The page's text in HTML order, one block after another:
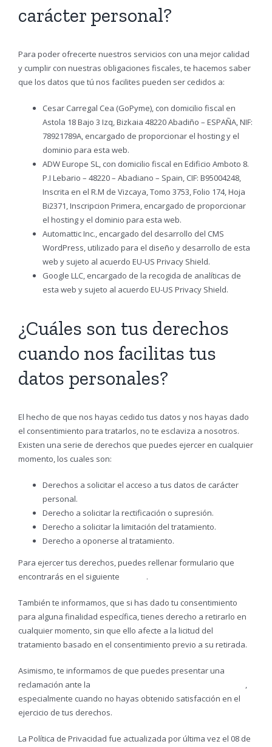
carácter personal?
Para poder ofrecerte nuestros servicios con una mejor calidad
y cumplir con nuestras obligaciones fiscales, te hacemos saber
que los datos que tú nos facilites pueden ser cedidos a:
Cesar Carregal Cea (GoPyme), con domicilio fiscal en
Astola 18 Bajo 3 Izq, Bizkaia 48220 Abadiño – ESPAÑA, NIF:
78921789A, encargado de proporcionar el hosting y el
dominio para esta web.
ADW Europe SL, con domicilio fiscal en Edificio Amboto 8.
P.I Lebario – 48220 – Abadiano – Spain, CIF: B95004248,
Inscrita en el R.M de Vizcaya, Tomo 3753, Folio 174, Hoja
Bi2371, Inscripcion Primera, encargado de proporcionar
el hosting y el dominio para esta web.
Automattic Inc., encargado del desarrollo del CMS
WordPress, utilizado para el diseño y desarrollo de esta
web y sujeto al acuerdo EU-US Privacy Shield.
Google LLC, encargado de la recogida de analíticas de
esta web y sujeto al acuerdo EU-US Privacy Shield.
¿Cuáles son tus derechos
cuando nos facilitas tus
datos personales?
El hecho de que nos hayas cedido tus datos y nos hayas dado
el consentimiento para tratarlos, no te esclaviza a nosotros.
Existen una serie de derechos que puedes ejercer en cualquier
momento, los cuales son:
Derechos a solicitar el acceso a tus datos de carácter
personal.
Derecho a solicitar la rectificación o supresión.
Derecho a solicitar la limitación del tratamiento.
Derecho a oponerse al tratamiento.
Para ejercer tus derechos, puedes rellenar formulario que
encontrarás en el siguiente
.
También te informamos, que si has dado tu consentimiento
para alguna finalidad específica, tienes derecho a retirarlo en
cualquier momento, sin que ello afecte a la licitud del
tratamiento basado en el consentimiento previo a su retirada.
Asimismo, te informamos de que puedes presentar una
reclamación ante la
,
especialmente cuando no hayas obtenido satisfacción en el
ejercicio de tus derechos.
La Política de Privacidad fue actualizada por última vez el 08 de